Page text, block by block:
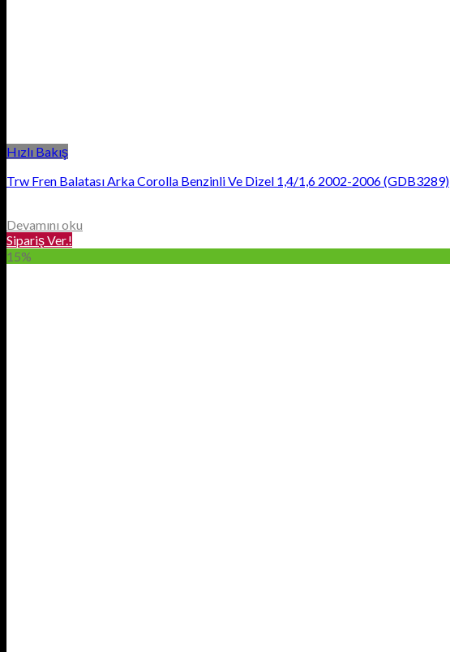
Hızlı Bakış
Trw Fren Balatası Arka Corolla Benzinli Ve Dizel 1,4/1,6 2002-2006 (GDB3289)
Devamını oku
Sipariş Ver.!
15%